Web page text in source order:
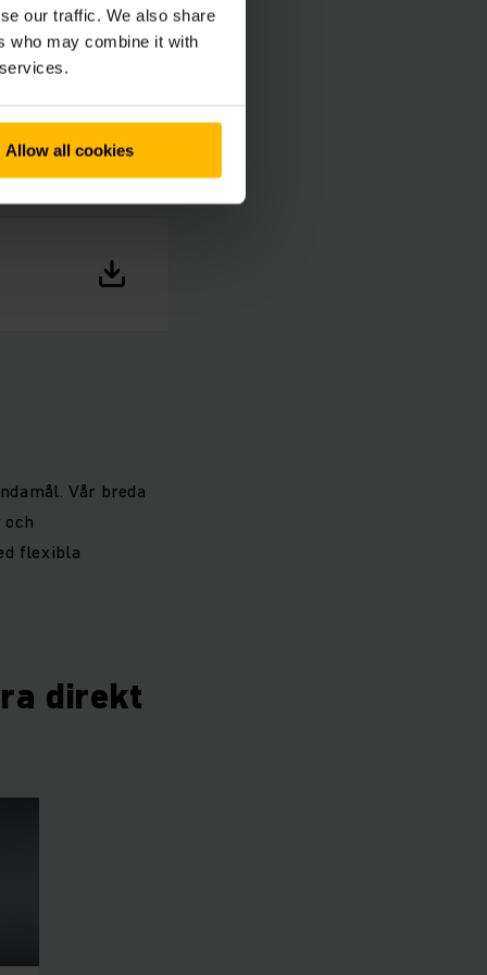
our traffic. We also share
who may combine it with
Allow all cookies
Vår breda
flexibla
direkt